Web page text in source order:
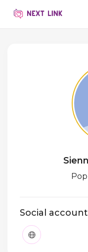
Social